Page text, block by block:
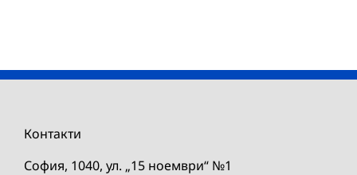
Контакти
София, 1040, ул. „15 ноември“ №1